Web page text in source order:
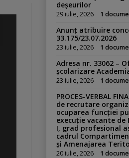
deșeurilor
29 iulie, 2026 1
Anunț atribuire
33.175/23.07.2026
23 iulie, 2026 1
Adresa nr. 33062 –
școlarizare
23 iulie, 2026 1
PROCES-VERBAL
de recrutare
ocuparea funcției
execuție vacante de
I, grad profesional
cadrul
și Amenajarea
20 iulie, 2026 1